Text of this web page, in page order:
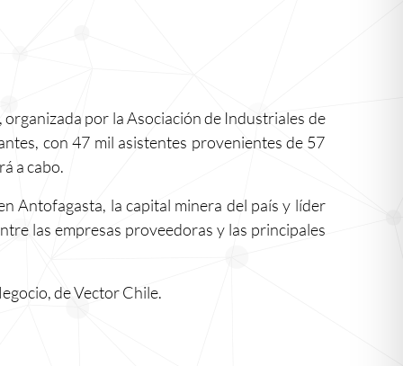
por la Asociación de Industriales de
con 47 mil asistentes provenientes de 57
a cabo.
Antofagasta, la capital minera del país y líder
las empresas proveedoras y las principales
de Vector Chile.